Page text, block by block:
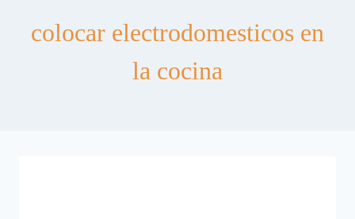
colocar electrodomesticos en
la cocina